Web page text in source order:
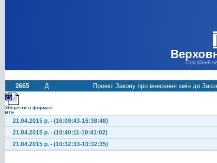
Офіційний
2665 Д Проект Закону про внесення змін до
Зберегти в форматі
RTF
21.04.2015 р. - (16:09:43-16:38:48)
21.04.2015 р. - (10:40:11-10:41:02)
21.04.2015 р. - (10:32:33-10:32:35)